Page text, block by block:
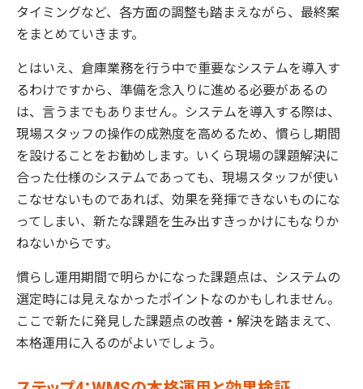
タイミングなど、各方面の調整も踏まえながら、最終案
をまとめていきます。
とはいえ、倉庫業務を行う中で重要なシステムを導入す
るわけですから、準備を念入りに進める必要があるの
は、言うまでもありません。システムを導入する際は、
現場スタッフの操作の成熟度を高めるため、慣らし期間
を設けることをお勧めします。いくら現場の課題解決に
合った仕様のシステムであっても、現場スタッフが使い
こなせないものであれば、効果を発揮できないものにな
ってしまい、新たな課題を生み出すきっかけにもなりか
ねないからです。
慣らし運用期間で明らかになった課題点は、システムの
選定時には見えなかったポイントなのかもしれません。
ここで新たに発見した課題点の改善・解決を踏まえて、
本格運用に入るのがよいでしょう。